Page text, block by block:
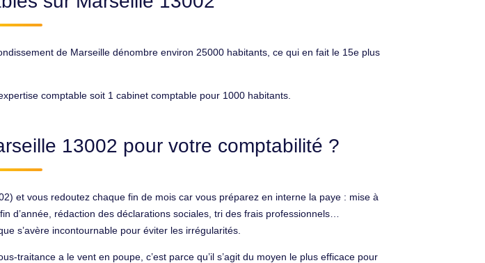
de Marseille dénombre environ 25000 habitants, ce qui en fait le 15e plus
comptable soit 1 cabinet comptable pour 1000 habitants.
13002 pour votre comptabilité ?
et vous redoutez chaque fin de mois car vous préparez en interne la paye : mise à
d’année, rédaction des déclarations sociales, tri des frais professionnels…
s’avère incontournable pour éviter les irrégularités.
traitance a le vent en poupe, c’est parce qu’il s’agit du moyen le plus efficace pour